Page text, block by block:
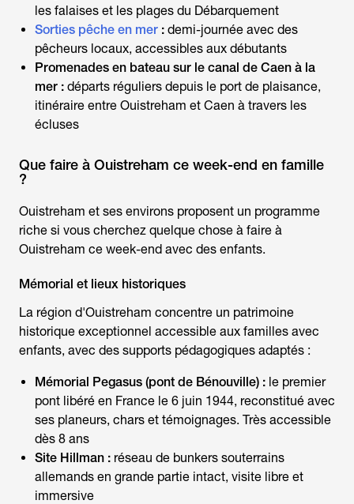
les falaises et les plages du Débarquement
Sorties pêche en mer : demi-journée avec des
pêcheurs locaux, accessibles aux débutants
Promenades en bateau sur le canal de Caen à la
mer : départs réguliers depuis le port de plaisance,
itinéraire entre Ouistreham et Caen à travers les
écluses
Que faire à Ouistreham ce week-end en famille
?
Ouistreham et ses environs proposent un programme
riche si vous cherchez quelque chose à faire à
Ouistreham ce week-end avec des enfants.
Mémorial et lieux historiques
La région d'Ouistreham concentre un patrimoine
historique exceptionnel accessible aux familles avec
enfants, avec des supports pédagogiques adaptés :
Mémorial Pegasus (pont de Bénouville) : le premier
pont libéré en France le 6 juin 1944, reconstitué avec
ses planeurs, chars et témoignages. Très accessible
dès 8 ans
Site Hillman : réseau de bunkers souterrains
allemands en grande partie intact, visite libre et
immersive